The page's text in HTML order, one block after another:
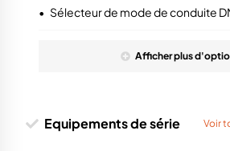
• Sélecteur de mode de conduite
Afficherplus
Equipements de série Voir